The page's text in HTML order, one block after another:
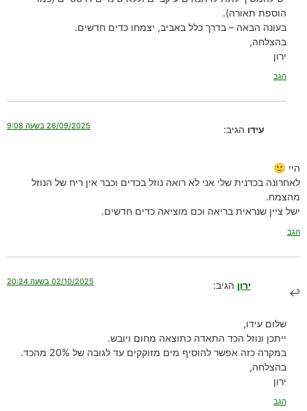
הוספת תאורה).
בעונה הבאה – בדרך כלל באביב, יצמחו כדים חדשים.
בהצלחה,
ירון
הגב
עידו הגיב: 26/09/2025 בשעה 9:08
היי 🙂
לאחרונה בכדנית שלי אני לא רואה נוזל בכדים וכבר אין ריח של הנוזל
מהצמח.
ישל ציין שנראית בריאה וכם מוציאה כדים חדשים.
הגב
ירון הגיב: 02/10/2025 בשעה 20:24
שלום עידו,
ייתכן ונוזל הכד התאדה כתוצאה מחום ויובש.
במקרה כזה אפשר להוסיף מים מזוקקים עד לגובה של 20% מהכד.
בהצלחה,
ירון
הגב